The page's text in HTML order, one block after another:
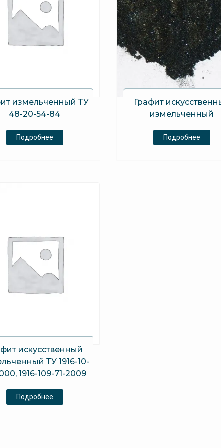
измельченный ТУ
48-20-54-84
Подробнее
Графит
измельченный
Подробнее
искусственный
ТУ 1916-10-
1916-109-71-2009
Подробнее